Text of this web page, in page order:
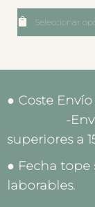
Seleccionar
● Coste
-Envío
superiores a
● Fecha tope
laborables.